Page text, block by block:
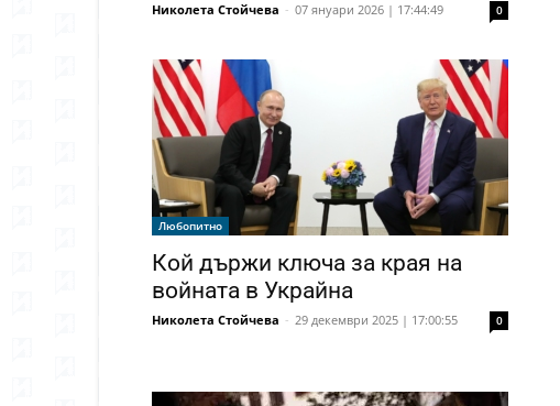
Николета Стойчева - 07 януари 2026 | 17:44:49 0
Любопитно
Кой държи ключа за края на
войната в Украйна
Николета Стойчева - 29 декември 2025 | 17:00:55 0